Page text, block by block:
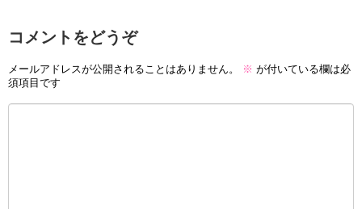
コメントをどうぞ
メールアドレスが公開されることはありません。 ※ が付いている欄は必
須項目です